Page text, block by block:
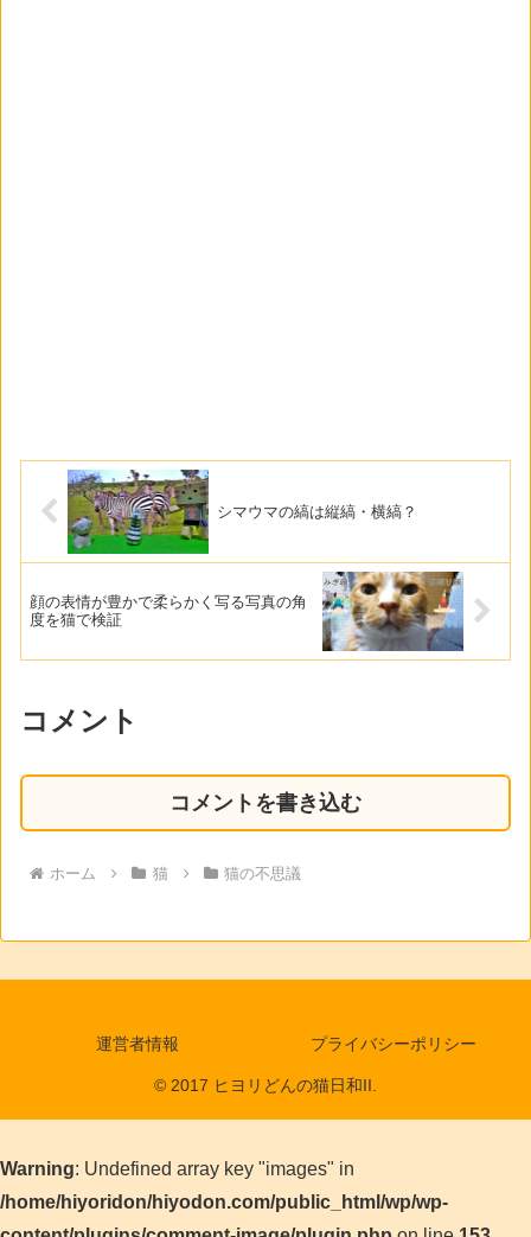
シマウマの縞は縦縞・横縞？
顔の表情が豊かで柔らかく写る写真の角
度を猫で検証
コメント
コメントを書き込む
ホーム 猫 猫の不思議
運営者情報 プライバシーポリシー
© 2017 ヒヨリどんの猫日和II.
Warning: Undefined array key "images" in
/home/hiyoridon/hiyodon.com/public_html/wp/wp-